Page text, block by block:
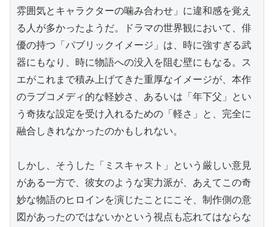
雰囲気とキャラクターの噛み合わせ」に違和感を覚え
る人が多かったようだ。ドラマの世界観において、俳
優の持つ「パブリックイメージ」は、時に強すぎる武
器にもなり、時に物語への没入を阻む壁にもなる。ス
エがこれまで積み上げてきた重厚なイメージが、本作
のラブコメディ的な軽妙さ、あるいは「年下父」とい
う奇抜な設定を受け入れるための「軽さ」と、完全に
融合しきれなかったのかもしれない。
しかし、そうした「ミスキャスト」という厳しい意見
がある一方で、彼女のような実力派が、あえてこの奇
妙な物語のヒロインを演じたことにこそ、制作側の意
図があったのではないかという視点も忘れてはならな